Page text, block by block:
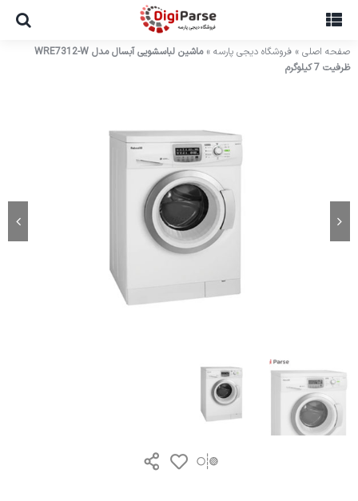
content
صفحه اصلی » فروشگاه دیجی پارسه »
ماشین لباسشویی آبسال مدل WRE7312-W
ظرفیت 7 کیلوگرم